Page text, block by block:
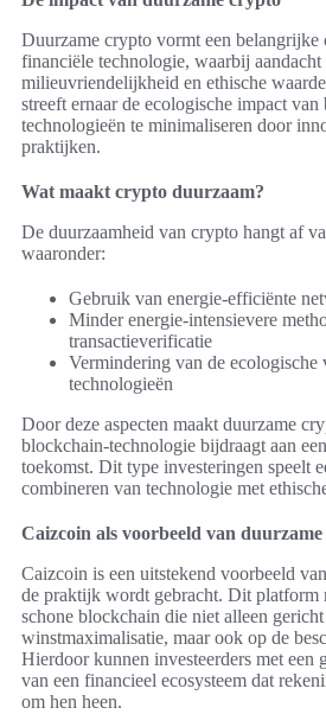
Duurzame crypto vormt een
financiële technologie, waarbij aandacht
milieuvriendelijkheid en ethische
streeft ernaar de ecologische impact
technologieën te minimaliseren door
praktijken.
Wat maakt crypto duurzaam?
De duurzaamheid van crypto hangt af
waaronder:
Gebruik van energie-efficiënte
Minder energie-intensievere
transactieverificatie
Vermindering van de ecologische
technologieën
Door deze aspecten maakt duurzame
blockchain-technologie bijdraagt aan
toekomst. Dit type investeringen speelt
combineren van technologie met
Caizcoin als voorbeeld van
Caizcoin is een uitstekend voorbeeld
de praktijk wordt gebracht. Dit platform
schone blockchain die niet alleen
winstmaximalisatie, maar ook op de
Hierdoor kunnen investeerders met een
van een financieel ecosysteem dat
om hen heen.